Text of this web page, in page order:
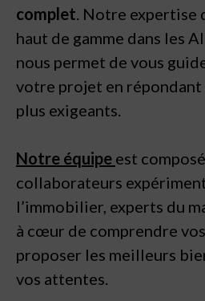
complet. Notre expertise
haut de gamme dans les
nous permet de vous
votre projet en répondant
plus exigeants.
Notre équipe est
collaborateurs
l’immobilier, experts du
à cœur de comprendre
proposer les meilleurs
vos attentes.